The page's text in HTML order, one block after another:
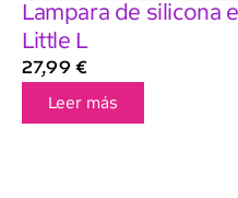
Lampara de silicona
Little L
27,99 €
Leer más